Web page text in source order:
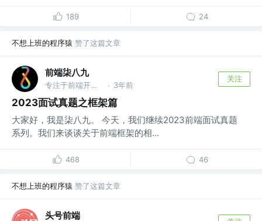
189 24
不想上班的程序猿 赞了这篇文章
前端柒八九
专注于前端开发技术/Rust及AI应用知识分享的Coder · 3年前
关注
2023面试真题之框架篇
大家好，我是柒八九。 今天，我们继续2023前端面试真题
系列。我们来谈谈关于前端框架的相...
468 46
不想上班的程序猿 赞了这篇文章
头号前端